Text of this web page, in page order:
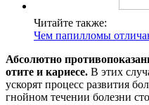
Читайте также:
Чем папилломы
Абсолютно
отите и кариесе. В этих
ускорят процесс развития
гнойном течении болезни